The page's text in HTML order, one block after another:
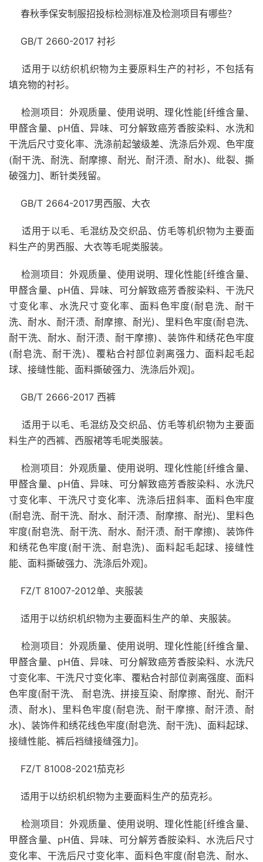
春秋季保安制服招投标检测标准及检测项目有哪些？
GB/T 2660-2017 衬衫
适用于以纺织机织物为主要原料生产的衬衫，不包括有
填充物的衬衫。
检测项目：外观质量、使用说明、理化性能[纤维含量、
甲醛含量、pH值、异味、可分解致癌芳香胺染料、水洗和
干洗后尺寸变化率、洗涤前起皱级差、洗涤后外观、色牢度
(耐干洗、耐洗、耐摩擦、耐光、耐汗渍、耐水)、纰裂、撕
破强力]、断针类残留。
GB/T 2664-2017男西服、大衣
适用于以毛、毛混纺及交织品、仿毛等机织物为主要面
料生产的男西服、大衣等毛呢类服装。
检测项目：外观质量、使用说明、理化性能[纤维含量、
甲醛含量、pH值、异味、可分解致癌芳香胺染料、干洗尺
寸变化率、水洗尺寸变化率、面料色牢度(耐皂洗、耐干
洗、耐水、耐汗渍、耐摩擦、耐光)、里料色牢度(耐皂洗、
耐干洗、耐水、耐汗渍、耐干摩擦)、装饰件和绣花色牢度
(耐皂洗、耐干洗)、覆粘合衬部位剥离强力、面料起毛起
球、接缝性能、面料撕破强力、洗涤后外观]。
GB/T 2666-2017 西裤
适用于以毛、毛混纺及交织品、仿毛等机织物为主要面
料生产的西裤、西服裙等毛呢类服装。
检测项目：外观质量、使用说明、理化性能[纤维含量、
甲醛含量、pH值、异味、可分解致癌芳香胺染料、水洗尺
寸变化率、干洗尺寸变化率、洗涤后扭斜率、面料色牢度
(耐皂洗、耐干洗、耐水、耐汗渍、耐摩擦、耐光)、里料色
牢度(耐皂洗、耐干洗、耐水、耐汗渍、耐干摩擦)、装饰件
和绣花色牢度(耐干洗、耐皂洗)、面料起毛起球、接缝性
能、面料撕破强力、洗涤后外观]。
FZ/T 81007-2012单、夹服装
适用于以纺织机织物为主要面料生产的单、夹服装。
检测项目：外观质量、使用说明、理化性能[纤维含量、
甲醛含量、pH值、异味、可分解致癌芳香胺染料、水洗尺
寸变化率、干洗尺寸变化率、覆粘合衬部位剥离强度、面料
色牢度(耐干洗、 耐皂洗、拼接互染、耐摩擦、耐光、耐汗
渍、耐水)、里料色牢度(耐皂洗、耐干摩擦、耐汗渍、耐
水)、装饰件和绣花线色牢度(耐皂洗、耐干洗)、面料起球、
接缝性能、裤后裆缝接缝强力]。
FZ/T 81008-2021茄克衫
适用于以纺织机织物为主要面料生产的茄克衫。
检测项目：外观质量、使用说明、理化性能[纤维含量、
甲醛含量、pH值、异味、可分解芳香胺染料、水洗后尺寸
变化率、干洗后尺寸变化率、面料色牢度(耐皂洗、耐水、